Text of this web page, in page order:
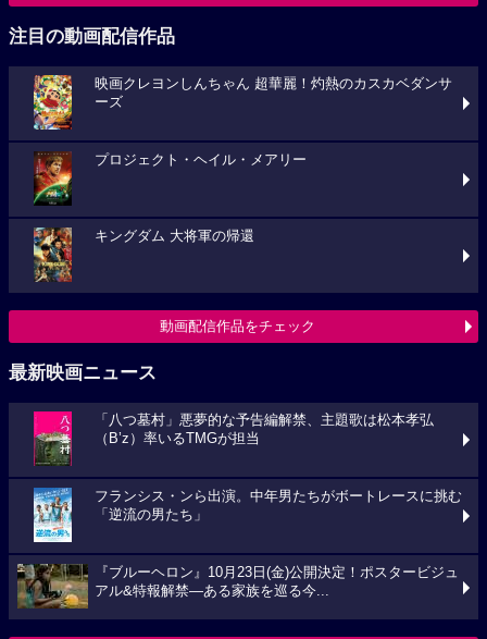
注目の動画配信作品
映画クレヨンしんちゃん 超華麗！灼熱のカスカベダンサ
ーズ
プロジェクト・ヘイル・メアリー
キングダム 大将軍の帰還
動画配信作品をチェック
最新映画ニュース
「八つ墓村」悪夢的な予告編解禁、主題歌は松本孝弘
（B’z）率いるTMGが担当
フランシス・ンら出演。中年男たちがボートレースに挑む
「逆流の男たち」
『ブルーヘロン』10月23日(金)公開決定！ポスタービジュ
アル&特報解禁―ある家族を巡る今...